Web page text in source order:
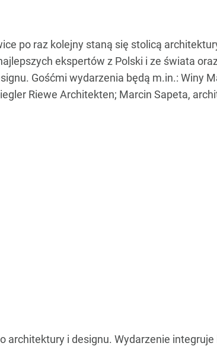
po raz kolejny staną się stolicą
ekspertów z Polski i ze świata
Gośćmi wydarzenia będą m.in.: Winy
Riewe Architekten; Marcin Sapeta,
architektury i designu. Wydarzenie